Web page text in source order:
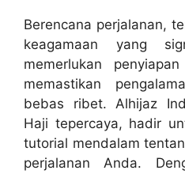
Berencana perjalanan,
keagamaan yang
memerlukan
memastikan
bebas ribet. Alhijaz
Haji tepercaya, hadir
tutorial mendalam
perjalanan Anda.